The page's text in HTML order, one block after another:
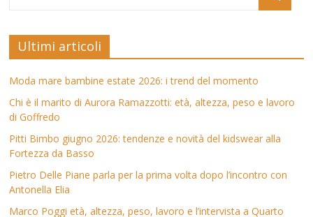
Ultimi articoli
Moda mare bambine estate 2026: i trend del momento
Chi è il marito di Aurora Ramazzotti: età, altezza, peso e lavoro
di Goffredo
Pitti Bimbo giugno 2026: tendenze e novità del kidswear alla
Fortezza da Basso
Pietro Delle Piane parla per la prima volta dopo l’incontro con
Antonella Elia
Marco Poggi età, altezza, peso, lavoro e l’intervista a Quarto